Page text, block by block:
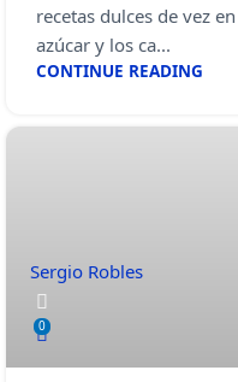
recetas dulces de vez
azúcar y los ca...
CONTINUE READING
Sergio Robles
0